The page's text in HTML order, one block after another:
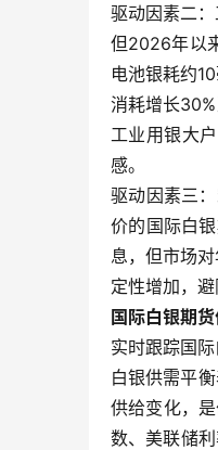
驱动因素二
但2026年以
电池银耗约
消耗增长
工业用银大
感。
驱动因素三
价的国际白
息，但市场
定性增加，
国际白银期
实时跟踪国
白银供需平
供给变化，
数、美联储